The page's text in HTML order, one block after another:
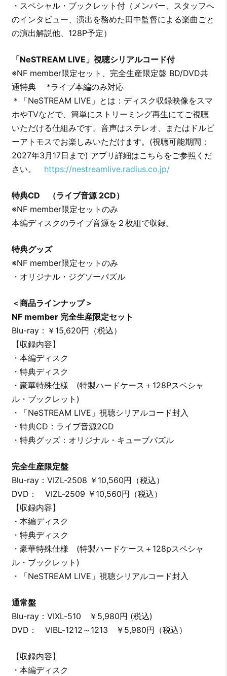
・スペシャル・ブックレット付（メンバー、スタッフへ
のインタビュー、演出を務めた田中監督による楽曲ごと
の演出解説他、128P予定）
「NeSTREAM LIVE」視聴シリアルコード付
※NF member限定セット、完全生産限定盤 BD/DVD共
通特典 *ライブ本編のみ対応
＊「NeSTREAM LIVE」とは：ディスク収録映像をスマ
ホやTVなどで、簡単にストリーミング再生にてご視聴
いただける仕組みです。音声はステレオ、またはドルビ
ーアトモスでお楽しみいただけます。(視聴可能期間：
2027年3月17日まで) アプリ詳細はこちらをご参照くだ
さい。 https://nestreamlive.radius.co.jp/
特典CD （ライブ音源 2CD）
※NF member限定セットのみ
本編ディスクのライブ音源を２枚組で収録。
特典グッズ
※NF member限定セットのみ
・オリジナル・ジグソーパズル
＜商品ラインナップ＞
NF member 完全生産限定セット
Blu-ray：￥15,620円（税込）
【収録内容】
・本編ディスク
・特典ディスク
・豪華特殊仕様 (特製ハードケース＋128Pスペシャ
ル・ブックレット)
・「NeSTREAM LIVE」視聴シリアルコード封入
・特典CD：ライブ音源2CD
・特典グッズ：オリジナル・キューブパズル
完全生産限定盤
Blu-ray：VIZL-2508 ￥10,560円（税込）
DVD： VIZL-2509 ￥10,560円（税込）
【収録内容】
・本編ディスク
・特典ディスク
・豪華特殊仕様 (特製ハードケース＋128pスペシャ
ル・ブックレット)
・「NeSTREAM LIVE」視聴シリアルコード封入
通常盤
Blu-ray：VIXL-510 ￥5,980円 (税込)
DVD： VIBL-1212～1213 ￥5,980円（税込）
【収録内容】
・本編ディスク